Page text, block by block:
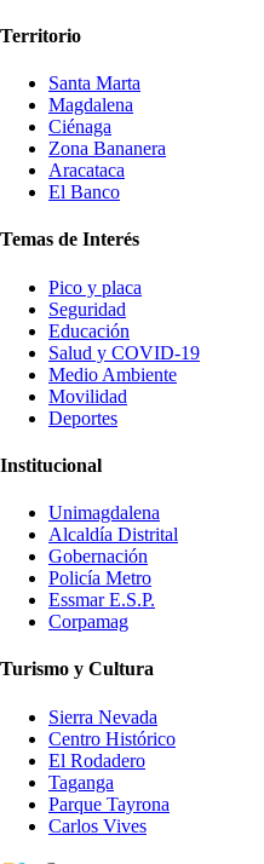
Territorio
Santa Marta
Magdalena
Ciénaga
Zona Bananera
Aracataca
El Banco
Temas de Interés
Pico y placa
Seguridad
Educación
Salud y COVID-19
Medio Ambiente
Movilidad
Deportes
Institucional
Unimagdalena
Alcaldía Distrital
Gobernación
Policía Metro
Essmar E.S.P.
Corpamag
Turismo y Cultura
Sierra Nevada
Centro Histórico
El Rodadero
Taganga
Parque Tayrona
Carlos Vives